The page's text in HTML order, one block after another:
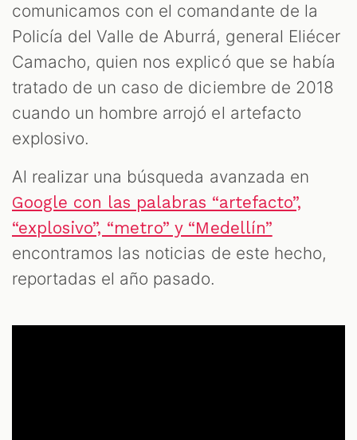
comunicamos con el comandante de la
Policía del Valle de Aburrá, general Eliécer
Camacho, quien nos explicó que se había
tratado de un caso de diciembre de 2018
cuando un hombre arrojó el artefacto
explosivo.
Al realizar una búsqueda avanzada en
Google con las palabras “artefacto”,
“explosivo”, “metro” y “Medellín”
encontramos las noticias de este hecho,
reportadas el año pasado.